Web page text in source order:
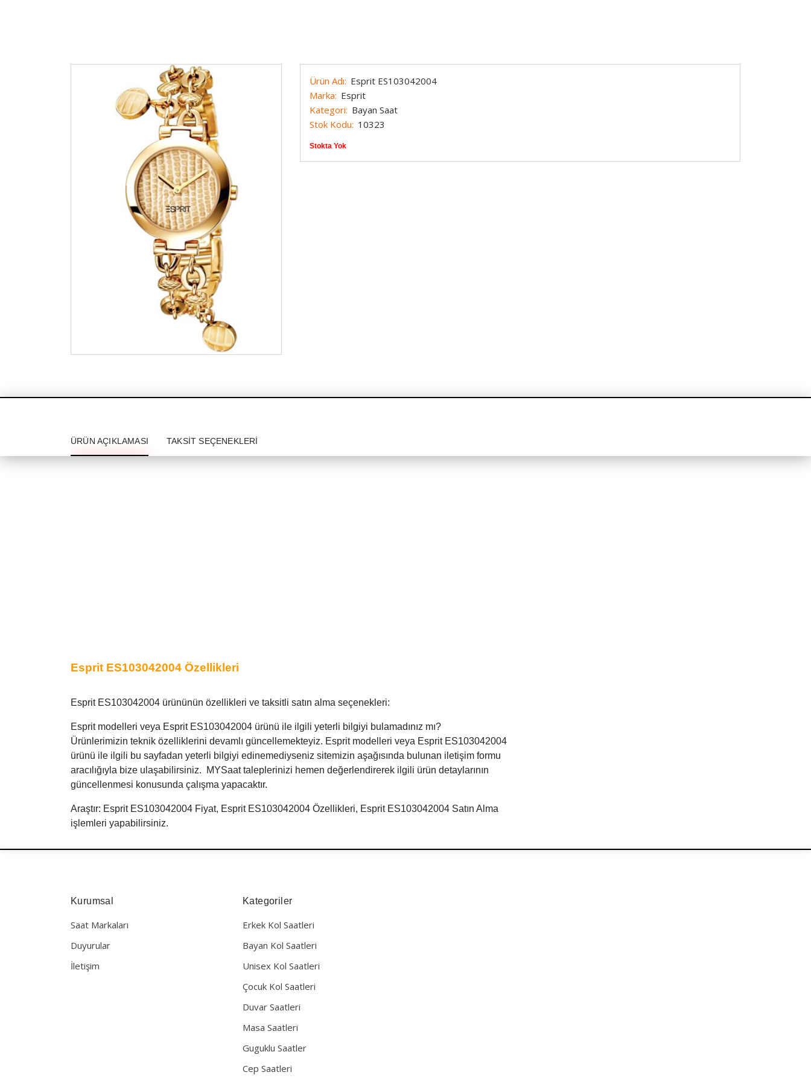
Escape
Guess
Michael Kors
Momentus
Nacar
Nixon
Tissot
Welder
Ürün Adı: Esprit ES103042004
Marka: Esprit
Kategori: Bayan Saat
Stok Kodu: 10323
Stokta Yok
ÜRÜN AÇIKLAMASI TAKSIT SEÇENEKLERI
Esprit ES103042004 Özellikleri
Esprit ES103042004 ürününün özellikleri ve taksitli satın alma seçenekleri:
Esprit modelleri veya Esprit ES103042004 ürünü ile ilgili yeterli bilgiyi bulamadınız mı?
Ürünlerimizin teknik özelliklerini devamlı güncellemekteyiz. Esprit modelleri veya Esprit ES103042004
ürünü ile ilgili bu sayfadan yeterli bilgiyi edinemediyseniz sitemizin aşağısında bulunan iletişim formu
aracılığıyla bize ulaşabilirsiniz. MYSaat taleplerinizi hemen değerlendirerek ilgili ürün detaylarının
güncellenmesi konusunda çalışma yapacaktır.
Araştır: Esprit ES103042004 Fiyat, Esprit ES103042004 Özellikleri, Esprit ES103042004 Satın Alma
işlemleri yapabilirsiniz.
Kurumsal
Saat Markaları
Duyurular
İletişim
Kategoriler
Erkek Kol Saatleri
Bayan Kol Saatleri
Unisex Kol Saatleri
Çocuk Kol Saatleri
Duvar Saatleri
Masa Saatleri
Guguklu Saatler
Cep Saatleri